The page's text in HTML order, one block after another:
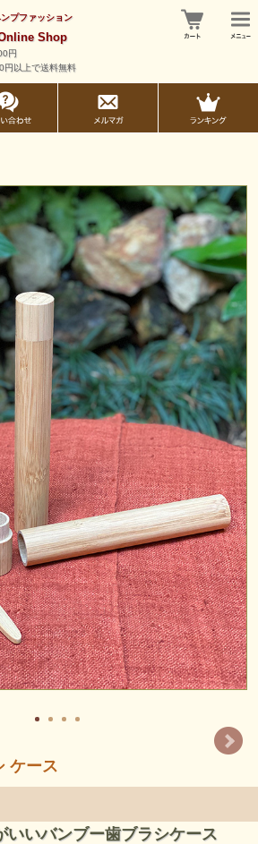
プファッション
Shop
円
円以上で送料無料
ケース
いいバンブー歯ブラシケース